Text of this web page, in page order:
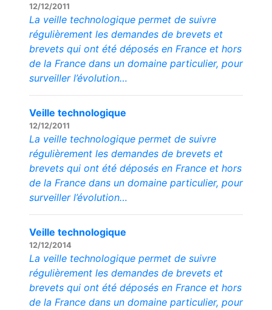
12/12/2011
La veille technologique permet de suivre
régulièrement les demandes de brevets et
brevets qui ont été déposés en France et hors
de la France dans un domaine particulier, pour
surveiller l’évolution…
Veille technologique
12/12/2011
La veille technologique permet de suivre
régulièrement les demandes de brevets et
brevets qui ont été déposés en France et hors
de la France dans un domaine particulier, pour
surveiller l’évolution…
Veille technologique
12/12/2014
La veille technologique permet de suivre
régulièrement les demandes de brevets et
brevets qui ont été déposés en France et hors
de la France dans un domaine particulier, pour